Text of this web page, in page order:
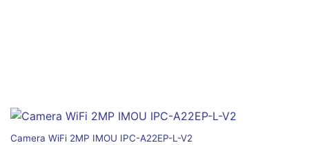
Camera WiFi 2MP IMOU IPC-A22EP-L-V2